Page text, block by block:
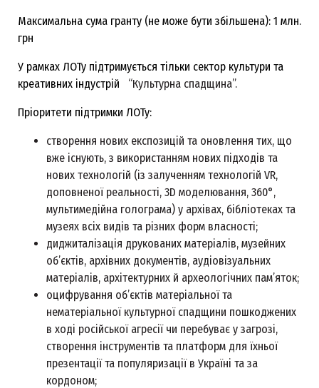
Максимальна сума гранту (не може бути збільшена): 1 млн.
грн
У рамках ЛОТу підтримується тільки сектор культури та
креативних індустрій
“Культурна спадщина”.
Пріоритети підтримки ЛОТу:
створення нових експозицій та оновлення тих, що
вже існують, з використанням нових підходів та
нових технологій (із залученням технологій VR,
доповненої реальності, 3D моделювання, 360°,
мультимедійна голограма) у архівах, бібліотеках та
музеях всіх видів та різних форм власності;
диджиталізація друкованих матеріалів, музейних
об’єктів, архівних документів, аудіовізуальних
матеріалів, архітектурних й археологічних пам’яток;
оцифрування об’єктів матеріальної та
нематеріальної культурної спадщини пошкоджених
в ході російської агресії чи перебуває у загрозі,
створення інструментів та платформ для їхньої
презентації та популяризації в Україні та за
кордоном;